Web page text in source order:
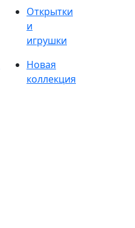
Открытки
и
игрушки
Новая
коллекция